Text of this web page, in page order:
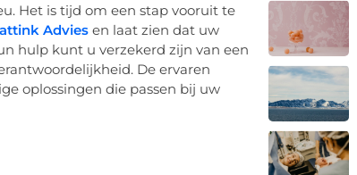
Het is tijd om een stap vooruit te
Advies en laat zien dat uw
hulp kunt u verzekerd zijn van een
De ervaren
oplossingen die passen bij uw